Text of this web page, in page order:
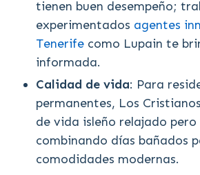
tienen buen desempeño;
experimentados agentes
Tenerife como Lupain te
informada.
Calidad de vida: Para
permanentes, Los
de vida isleño relajado
combinando días bañados
comodidades modernas.